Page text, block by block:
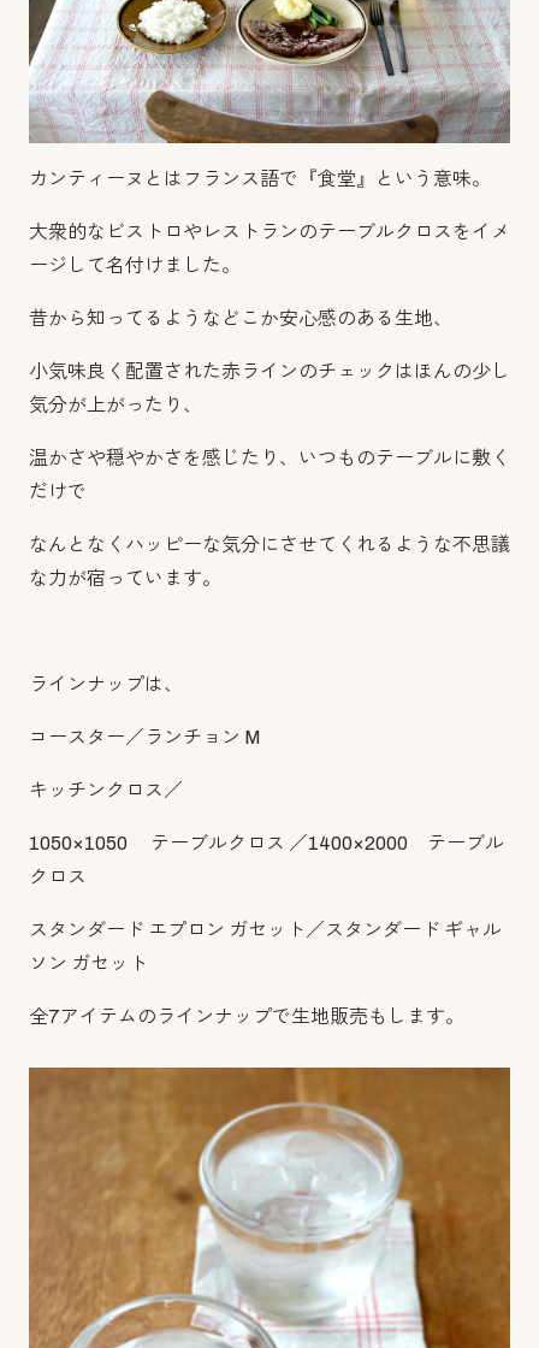
カンティーヌとはフランス語で『食堂』という意味。
大衆的なビストロやレストランのテーブルクロスをイメ
ージして名付けました。
昔から知ってるようなどこか安心感のある生地、
小気味良く配置された赤ラインのチェックはほんの少し
気分が上がったり、
温かさや穏やかさを感じたり、
いつものテーブルに敷く
だけで
なんとなくハッピーな気分にさせてくれるような不思議
な力が宿っています。
ラインナップは、
コースター／ランチョン M
キッチンクロス／
1050×1050 テーブルクロス ／1400×2000
テーブル
クロス
スタンダード エプロン ガセット／ スタンダード ギャル
ソン ガセット
全7アイテムのラインナップで生地販売もします。